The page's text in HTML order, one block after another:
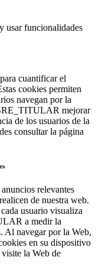
usar funcionalidades
cuantificar el
cookies permiten
navegan por la
mejorar
de los usuarios de la
consultar la página
relevantes
de nuestra web.
usuario visualiza
a medir la
Al navegar por la Web,
en su dispositivo
la Web de